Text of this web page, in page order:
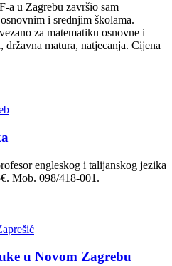
a u Zagrebu završio sam
i srednjim školama.
za matematiku osnovne i
matura, natjecanja. Cijena
engleskog i talijanskog jezika
Mob. 098/418-001.
u Novom Zagrebu